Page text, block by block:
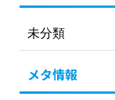
未分類
メタ情報